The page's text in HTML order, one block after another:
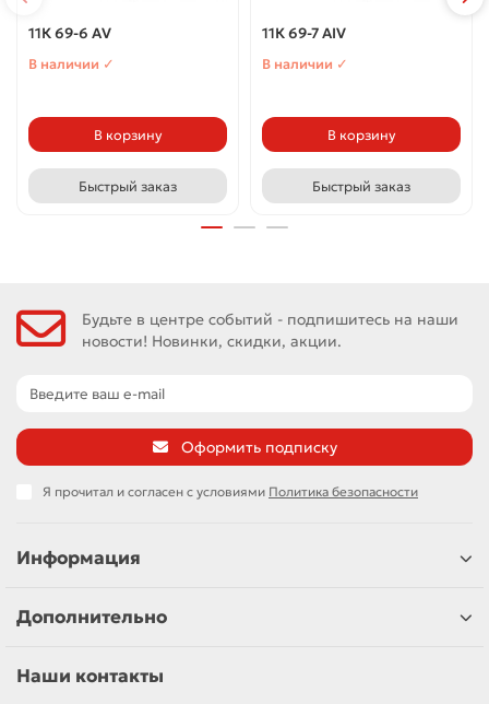
11К 69-6 АV
В наличии ✓
В корзину
Быстрый заказ
11К 69-7 АIV
В наличии ✓
В корзину
Быстрый заказ
Будьте в центре событий - подпишитесь на наши
новости! Новинки, скидки, акции.
Оформить подписку
Я прочитал и согласен с условиями Политика безопасности
Информация
Дополнительно
Наши контакты